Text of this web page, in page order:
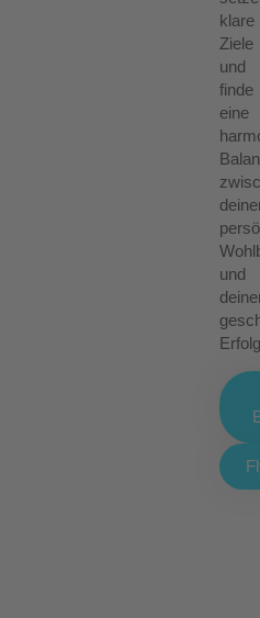
klare
Ziele
und
finde
eine
und